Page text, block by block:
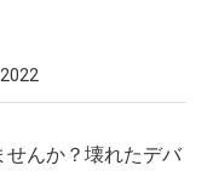
せんか？壊れたデバ